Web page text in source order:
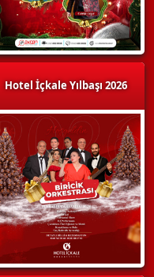
Hotel İçkale Yılbaşı 2026